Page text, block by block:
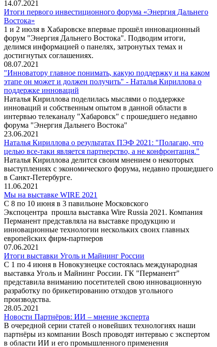
14.07.2021
Итоги первого инвестиционного форума «Энергия Дальнего
Востока»
1 и 2 июля в Хабаровске впервые прошёл инновационный
форум "Энергия Дальнего Востока". Подводим итоги,
делимся информацией о панелях, затронутых темах и
достигнутых соглашениях.
08.07.2021
"Инноватору главное понимать, какую поддержку и на каком
этапе он может и должен получить" - Наталья Кириллова о
поддержке инноваций
Наталья Кириллова поделилась мыслями о поддержке
инноваций и собственным опытом в данной области в
интервью телеканалу "Хабаровск" с прошедшего недавно
форума "Энергия Дальнего Востока"
23.06.2021
Наталья Кириллова о результатах ПЭФ 2021: "Полагаю, что
целью все-таки является партнерство, а не конфронтация."
Наталья Кириллова делится своим мнением о некоторых
выступлениях с экономического форума, недавно прошедшего
в Санкт-Петербурге.
11.06.2021
Мы на выставке WIRE 2021
С 8 по 10 июня в 3 павильоне Московского
Экспоцентра прошла выставка Wire Russia 2021. Компания
Перманент представляла на выставке продукцию и
инновационные технологии нескольких своих главных
европейских фирм-партнеров
07.06.2021
Итоги выставки Уголь и Майнинг России
С 1 по 4 июня в Новокузнецке состоялась международная
выставка Уголь и Майнинг России. ГК "Перманент"
представила вниманию посетителей свою инновационную
разработку по брикетированию отходов угольного
производства.
28.05.2021
Новости Партнёров: ИИ – мнение эксперта
В очередной серии статей о новейших технологиях наши
партнёры из компании Bosch проводят интервью с экспертом
в области ИИ и его промышленного применения